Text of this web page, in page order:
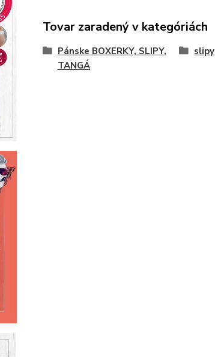
Tovar zaradený v kategóriách
Pánske BOXERKY, SLIPY,
TANGÁ
slipy